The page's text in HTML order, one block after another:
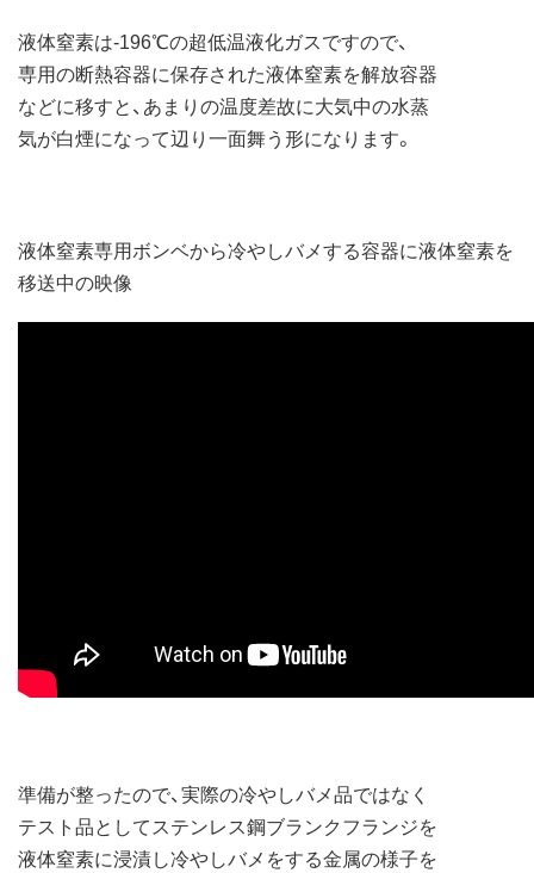
液体窒素は-196℃の超低温液化ガスですので、
専用の断熱容器に保存された液体窒素を解放容器
などに移すと、あまりの温度差故に大気中の水蒸
気が白煙になって辺り一面舞う形になります。
液体窒素専用ボンベから冷やしバメする容器に液体窒素を
移送中の映像
準備が整ったので、実際の冷やしバメ品ではなく
テスト品としてステンレス鋼ブランクフランジを
液体窒素に浸漬し冷やしバメをする金属の様子を